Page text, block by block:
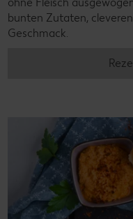
ohne Fleisch
bunten Zutaten,
Geschmack.